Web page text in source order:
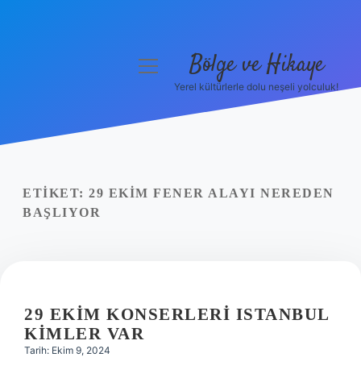
Yasal Uyarı
menüyü
Bölge ve Hikaye
Yerel kültürlerle dolu neşeli yolculuk!
ETIKET: 29 EKIM FENER ALAYI NEREDEN
BAŞLIYOR
29 EKIM KONSERLERI ISTANBUL
KIMLER VAR
Tarih: Ekim 9, 2024